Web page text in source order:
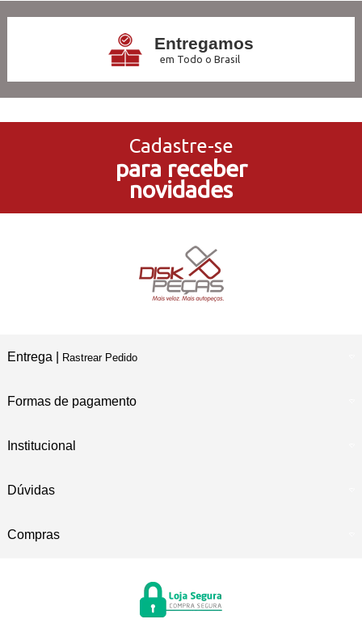
Entregamos
em Todo o Brasil
no Cartão de Crédito
5% de Desconto
no Pagamento PIX
Em Nossas Lojas Físicas
Cadastre-se
para receber
novidades
Entrega | Rastrear Pedido
Formas de pagamento
Institucional
Dúvidas
Compras